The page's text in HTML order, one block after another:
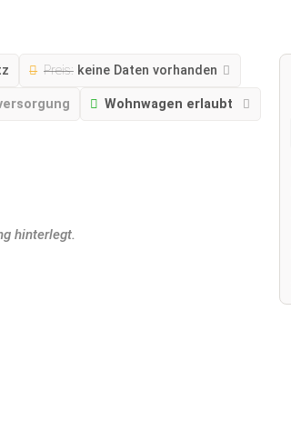
Preis: keine Daten vorhanden
Wohnwagen erlaubt
hinterlegt.